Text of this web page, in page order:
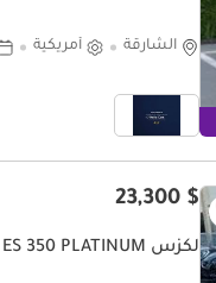
الشارقة أمريكية
$ 23,300
لكزس ES 350 PLATINUM